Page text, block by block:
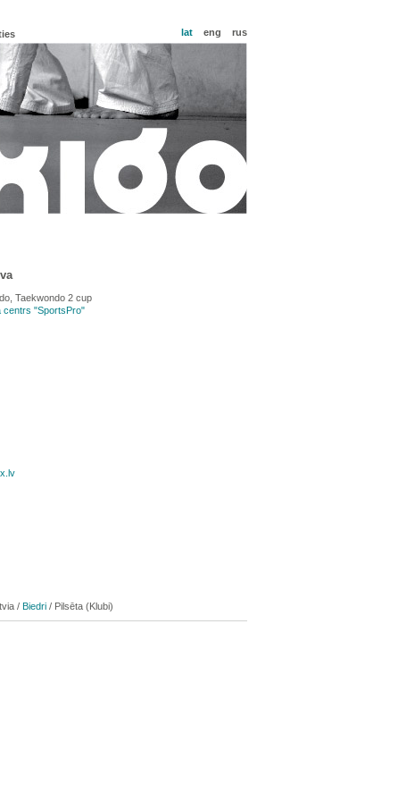
lat eng rus
Taekwondo 2 cup
centrs "SportsPro"
/ Biedri / Pilsēta (Klubi)